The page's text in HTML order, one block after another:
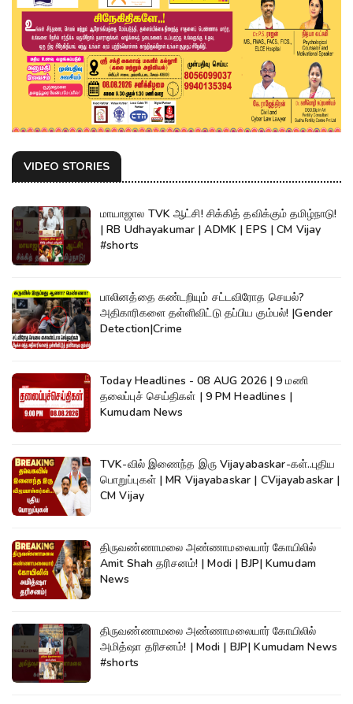
VIDEO STORIES
மாயாஜால TVK ஆட்சி! சிக்கித் தவிக்கும் தமிழ்நாடு!
| RB Udhayakumar | ADMK | EPS | CM Vijay
#shorts
பாலினத்தை கண்டறியும் சட்டவிரோத செயல்?
அதிகாரிகளை தள்ளிவிட்டு தப்பிய கும்பல்! |Gender
Detection|Crime
Today Headlines - 08 AUG 2026 | 9 மணி
தலைப்புச் செய்திகள் | 9 PM Headlines |
Kumudam News
TVK-வில் இணைந்த இரு Vijayabaskar-கள்..புதிய
பொறுப்புகள் | MR Vijayabaskar | CVijayabaskar |
CM Vijay
திருவண்ணாமலை அண்ணாமலையார் கோயிலில்
Amit Shah தரிசனம்! | Modi | BJP| Kumudam
News
திருவண்ணாமலை அண்ணாமலையார் கோயிலில்
அமித்ஷா தரிசனம்! | Modi | BJP| Kumudam News
#shorts